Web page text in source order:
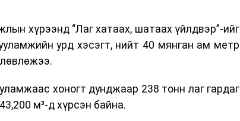
тээврийн үйлчилгээг аюулгүй,
үйлчилгээний нэгдсэн стандарт, сахилга
нэг хэсэг гэж
хүрээнд “Лаг хатаах, шатаах үйлдвэр”-ийг
урд хэсэгт, нийт 40 мянган ам метр
хоногт дунджаар 238 тонн лаг гардаг
м³-д хүрсэн байна.